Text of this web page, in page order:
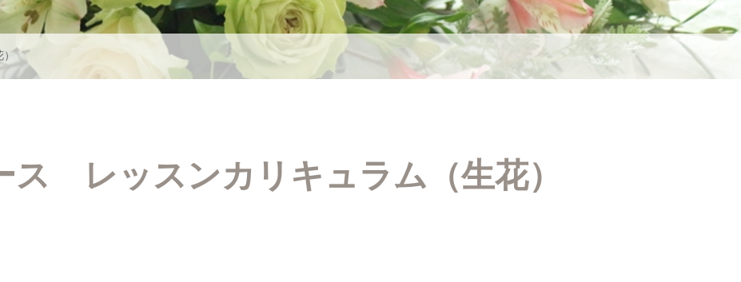
）
ス レッスンカリキュラム（生花）